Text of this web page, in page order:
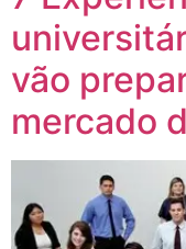
vão
mercado